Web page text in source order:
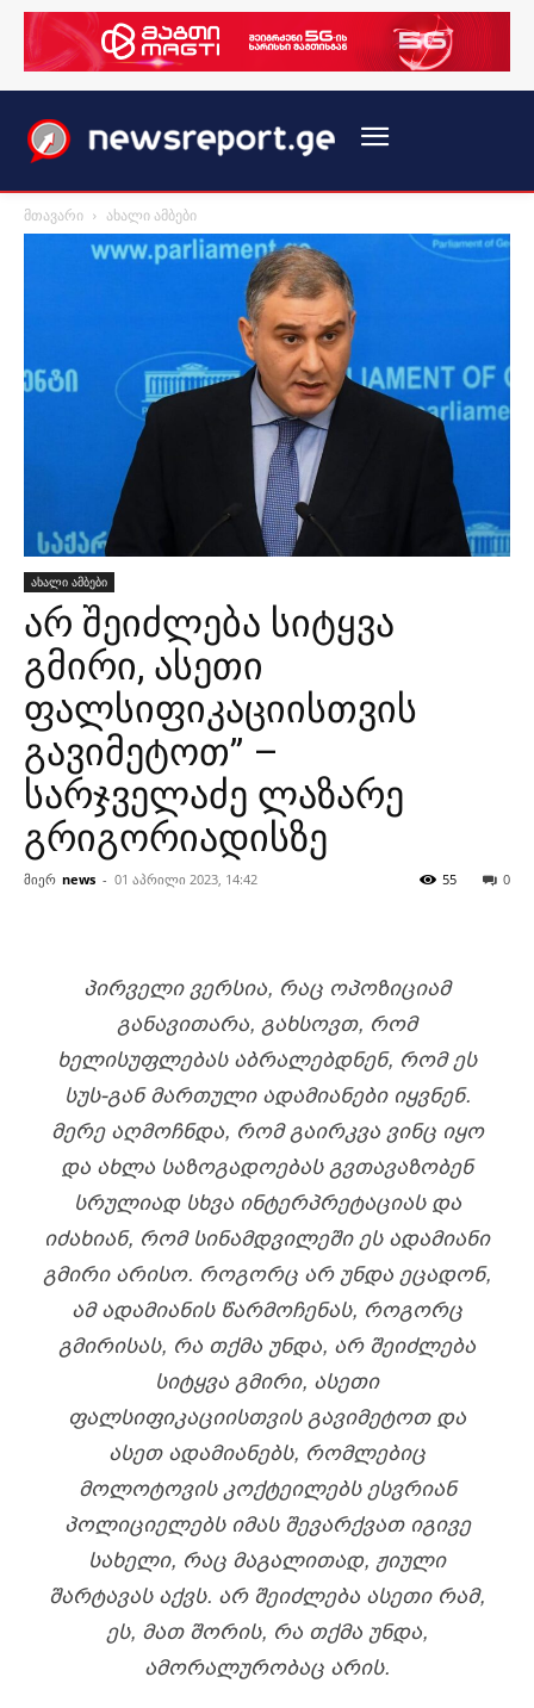
მთავარი ახალი ამბები
ახალი ამბები
არ შეიძლება სიტყვა
გმირი, ასეთი
ფალსიფიკაციისთვის
გავიმეტოთ” –
სარჯველაძე ლაზარე
გრიგორიადისზე
მიერ news - 01 აპრილი 2023, 14:42 0
55
ᲞᲘᲠᲕᲔᲚᲘ ᲕᲔᲠᲡᲘᲐ, ᲠᲐᲪ ᲝᲞᲝᲖᲘᲪᲘᲐᲛ
ᲒᲐᲜᲐᲕᲘᲗᲐᲠᲐ, ᲒᲐᲮᲡᲝᲕᲗ, ᲠᲝᲛ
ᲮᲔᲚᲘᲡᲣᲤᲚᲔᲑᲐᲡ ᲐᲑᲠᲐᲚᲔᲑᲓᲜᲔᲜ, ᲠᲝᲛ ᲔᲡ
ᲡᲣᲡ-ᲒᲐᲜ ᲛᲐᲠᲗᲣᲚᲘ ᲐᲓᲐᲛᲘᲐᲜᲔᲑᲘ ᲘᲧᲕᲜᲔᲜ.
ᲛᲔᲠᲔ ᲐᲦᲛᲝᲩᲜᲓᲐ, ᲠᲝᲛ ᲒᲐᲘᲠᲙᲕᲐ ᲕᲘᲜᲪ ᲘᲧᲝ
ᲓᲐ ᲐᲮᲚᲐ ᲡᲐᲖᲝᲒᲐᲓᲝᲔᲑᲐᲡ ᲒᲕᲗᲐᲕᲐᲖᲝᲑᲔᲜ
ᲡᲠᲣᲚᲘᲐᲓ ᲡᲮᲕᲐ ᲘᲜᲢᲔᲠᲞᲠᲔᲢᲐᲪᲘᲐᲡ ᲓᲐ
ᲘᲫᲐᲮᲘᲐᲜ, ᲠᲝᲛ ᲡᲘᲜᲐᲛᲓᲕᲘᲚᲔᲨᲘ ᲔᲡ ᲐᲓᲐᲛᲘᲐᲜᲘ
ᲒᲛᲘᲠᲘ ᲐᲠᲘᲡᲝ. ᲠᲝᲒᲝᲠᲪ ᲐᲠ ᲣᲜᲓᲐ ᲔᲪᲐᲓᲝᲜ,
ᲐᲛ ᲐᲓᲐᲛᲘᲐᲜᲘᲡ ᲬᲐᲠᲛᲝᲩᲔᲜᲐᲡ, ᲠᲝᲒᲝᲠᲪ
ᲒᲛᲘᲠᲘᲡᲐᲡ, ᲠᲐ ᲗᲥᲛᲐ ᲣᲜᲓᲐ, ᲐᲠ ᲨᲔᲘᲫᲚᲔᲑᲐ
ᲡᲘᲢᲧᲕᲐ ᲒᲛᲘᲠᲘ, ᲐᲡᲔᲗᲘ
ᲤᲐᲚᲡᲘᲤᲘᲙᲐᲪᲘᲘᲡᲗᲕᲘᲡ ᲒᲐᲕᲘᲛᲔᲢᲝᲗ ᲓᲐ
ᲐᲡᲔᲗ ᲐᲓᲐᲛᲘᲐᲜᲔᲑᲡ, ᲠᲝᲛᲚᲔᲑᲘᲪ
ᲛᲝᲚᲝᲢᲝᲕᲘᲡ ᲙᲝᲥᲢᲔᲘᲚᲔᲑᲡ ᲔᲡᲕᲠᲘᲐᲜ
ᲞᲝᲚᲘᲪᲘᲔᲚᲔᲑᲡ ᲘᲛᲐᲡ ᲨᲔᲕᲐᲠᲥᲕᲐᲗ ᲘᲒᲘᲕᲔ
ᲡᲐᲮᲔᲚᲘ, ᲠᲐᲪ ᲛᲐᲒᲐᲚᲘᲗᲐᲓ, ᲟᲘᲣᲚᲘ
ᲨᲐᲠᲢᲐᲕᲐᲡ ᲐᲥᲕᲡ. ᲐᲠ ᲨᲔᲘᲫᲚᲔᲑᲐ ᲐᲡᲔᲗᲘ ᲠᲐᲛ,
ᲔᲡ, ᲛᲐᲗ ᲨᲝᲠᲘᲡ, ᲠᲐ ᲗᲥᲛᲐ ᲣᲜᲓᲐ,
ᲐᲛᲝᲠᲐᲚᲣᲠᲝᲑᲐᲪ ᲐᲠᲘᲡ.